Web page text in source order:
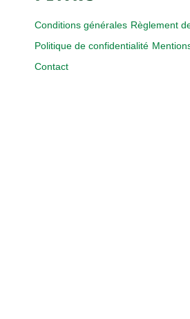
Conditions générales Règlement
Politique de confidentialité
Contact